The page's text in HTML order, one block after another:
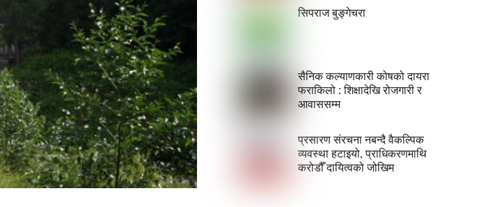
सिपराज बुङ्गेचरा
सैनिक कल्याणकारी कोषको दायरा
फराकिलो : शिक्षादेखि रोजगारी र
आवाससम्म
प्रसारण संरचना नबन्दै वैकल्पिक
व्यवस्था हटाइयो, प्राधिकरणमाथि
करोडौँ दायित्वको जोखिम